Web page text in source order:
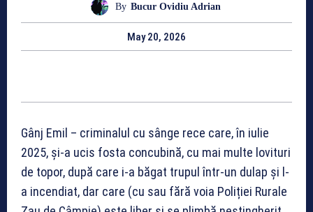
By Bucur Ovidiu Adrian
May 20, 2026
Gânj Emil – criminalul cu sânge rece care, în iulie
2025, și-a ucis fosta concubină, cu mai multe lovituri
de topor, după care i-a băgat trupul într-un dulap și l-
a incendiat, dar care (cu sau fără voia Poliției Rurale